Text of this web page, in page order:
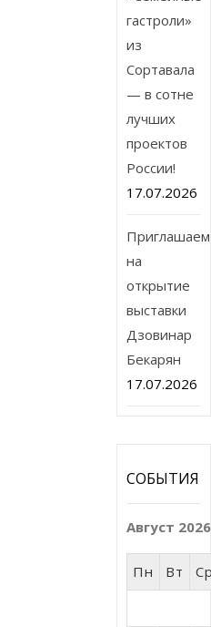
гастроли»
из
Сортавала
— в сотне
лучших
проектов
России!
17.07.2026
Приглашаем
на
открытие
выставки
Дзовинар
Бекарян
17.07.2026
СОБЫТИЯ
Август 2026
Пн Вт